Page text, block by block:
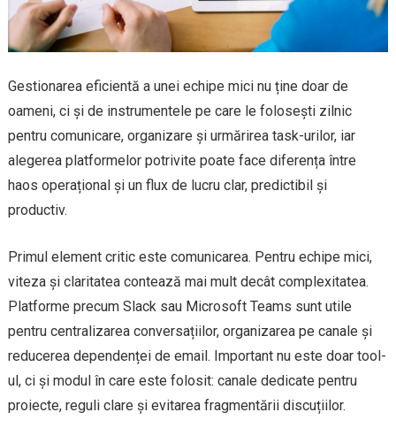
Gestionarea eficientă a unei echipe mici nu ține doar de
oameni, ci și de instrumentele pe care le folosești zilnic
pentru comunicare, organizare și urmărirea task-urilor, iar
alegerea platformelor potrivite poate face diferența între
haos operațional și un flux de lucru clar, predictibil și
productiv.
Primul element critic este comunicarea. Pentru echipe mici,
viteza și claritatea contează mai mult decât complexitatea.
Platforme precum Slack sau Microsoft Teams sunt utile
pentru centralizarea conversațiilor, organizarea pe canale și
reducerea dependenței de email. Important nu este doar tool-
ul, ci și modul în care este folosit: canale dedicate pentru
proiecte, reguli clare și evitarea fragmentării discuțiilor.